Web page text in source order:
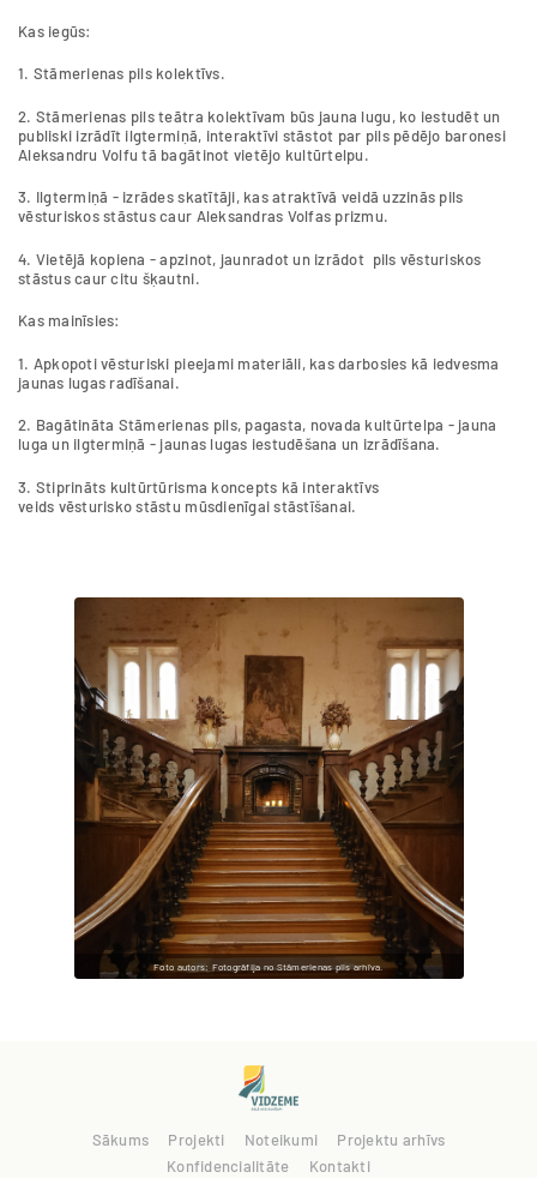
Kas iegūs:
1. Stāmerienas pils kolektīvs.
2. Stāmerienas pils teātra kolektīvam būs jauna lugu, ko iestudēt un
publiski izrādīt ilgtermiņā, interaktīvi stāstot par pils pēdējo baronesi
Aleksandru Volfu tā bagātinot vietējo kultūrtelpu.
3. Ilgtermiņā - izrādes skatītāji, kas atraktīvā veidā uzzinās pils
vēsturiskos stāstus caur Aleksandras Volfas prizmu.
4. Vietējā kopiena - apzinot, jaunradot un izrādot pils vēsturiskos
stāstus caur citu šķautni.
Kas mainīsies:
1. Apkopoti vēsturiski pieejami materiāli, kas darbosies kā iedvesma
jaunas lugas radīšanai.
2. Bagātināta Stāmerienas pils, pagasta, novada kultūrtelpa - jauna
luga un ilgtermiņā - jaunas lugas iestudēšana un izrādīšana.
3. Stiprināts kultūrtūrisma koncepts kā interaktīvs
veids vēsturisko stāstu mūsdienīgai stāstīšanai.
Foto autors: Fotogrāfija no Stāmerienas pils arhīva.
Sākums Projekti Noteikumi
Projektu arhīvs
Konfidencialitāte
Kontakti